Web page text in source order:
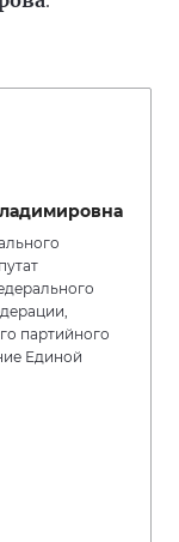
партийного
Единой